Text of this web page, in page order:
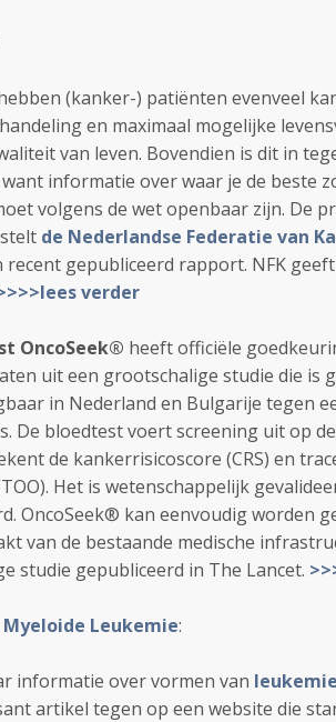
(kanker-) patiënten evenveel
en maximaal mogelijke
van leven. Bovendien is dit in
informatie over waar je de beste
volgens de wet openbaar zijn. De
de Nederlandse Federatie van
recent gepubliceerd rapport. NFK
verder
OncoSeek® heeft officiële
uit een grootschalige studie die is
in Nederland en Bulgarije tegen
De bloedtest voert screening uit op
de kankerrisicoscore (CRS) en
Het is wetenschappelijk
OncoSeek® kan eenvoudig worden
van de bestaande medische
studie gepubliceerd in The Lancet.
Myeloide Leukemie:
informatie over vormen van leukemie
artikel tegen op een website die